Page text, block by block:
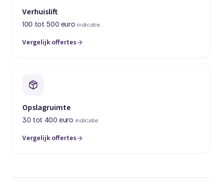
Verhuislift
100 tot 500 euro indicatie
Vergelijk offertes
(opent in een nieuw tabblad)
Opslagruimte
30 tot 400 euro indicatie
Vergelijk offertes
(opent in een nieuw tabblad)